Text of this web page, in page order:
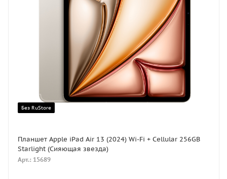
Без RuStore
Планшет Apple iPad Air 13 (2024) Wi-Fi + Cellular 256GB
Starlight (Сияющая звезда)
Арт.: 15689